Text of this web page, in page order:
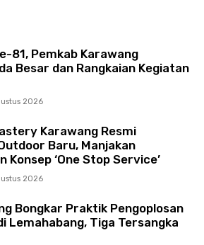
81, Pemkab Karawang
Besar dan Rangkaian Kegiatan
2026
Karawang Resmi
Baru, Manjakan
Konsep ‘One Stop Service’
2026
Bongkar Praktik Pengoplosan
Lemahabang, Tiga Tersangka